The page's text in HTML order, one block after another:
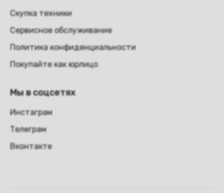
Скупка техники
Сервисное обслуживание
Политика конфиденциальности
Покупайте как юрлицо
Мы в соцсетях
Инстаграм
Телеграм
Вконтакте